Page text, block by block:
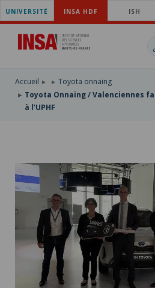
ACCÉDER
AU
MENU
PRINCIPAL
ALLER
CONTENU
ACCÉDER
RECHERCHE
UNIVERSITÉ INSA HDF ISH
Accueil
Toyota onnaing
Toyota Onnaing / Valenciennes
à l’UPHF